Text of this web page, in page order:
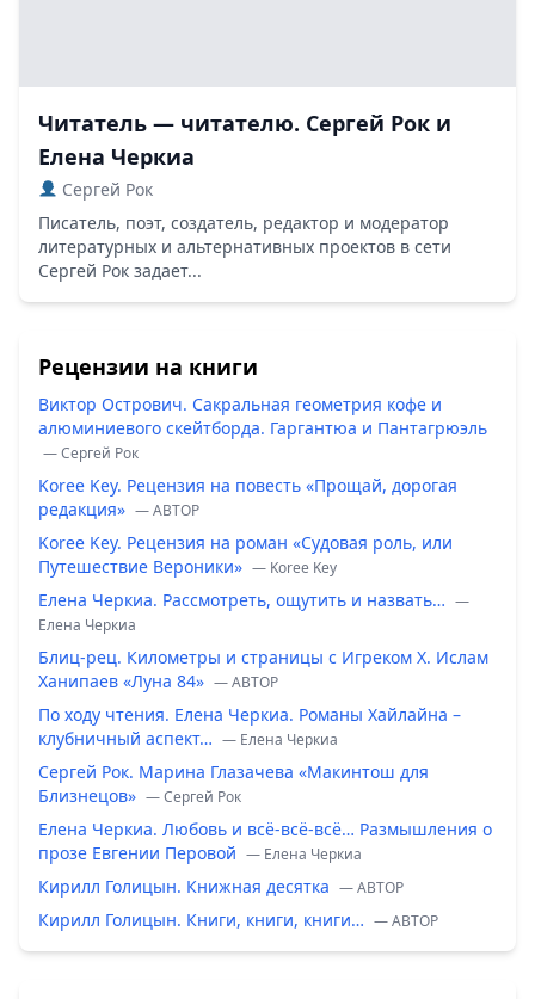
Читатель — читателю. Сергей Рок и
Елена Черкиа
Сергей Рок
Писатель, поэт, создатель, редактор и модератор
литературных и альтернативных проектов в сети
Сергей Рок задает...
Рецензии на книги
Виктор Острович. Сакральная геометрия кофе и
алюминиевого скейтборда. Гаргантюа и Пантагрюэль
— Сергей Рок
Koree Key. Рецензия на повесть «Прощай, дорогая
редакция» — ABTOP
Koree Key. Рецензия на роман «Судовая роль, или
Путешествие Вероники» — Koree Key
Елена Черкиа. Рассмотреть, ощутить и назвать… —
Елена Черкиа
Блиц-рец. Километры и страницы с Игреком Х. Ислам
Ханипаев «Луна 84» — ABTOP
По ходу чтения. Елена Черкиа. Романы Хайлайна –
клубничный аспект… — Елена Черкиа
Сергей Рок. Марина Глазачева «Макинтош для
Близнецов» — Сергей Рок
Елена Черкиа. Любовь и всё-всё-всё… Размышления о
прозе Евгении Перовой — Елена Черкиа
Кирилл Голицын. Книжная десятка — ABTOP
Кирилл Голицын. Книги, книги, книги… — ABTOP